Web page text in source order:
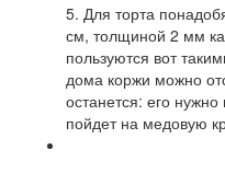
5. Для торта
см, толщиной 2 мм
пользуются вот
дома коржи можно
останется: его
пойдет на медовую